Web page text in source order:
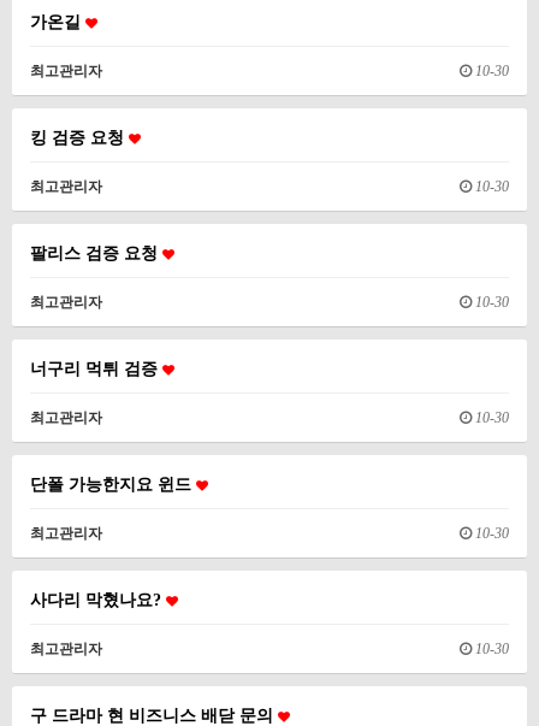
가온길
최고관리자 10-30
킹 검증 요청
최고관리자 10-30
팔리스 검증 요청
최고관리자 10-30
너구리 먹튀 검증
최고관리자 10-30
단폴 가능한지요 윈드
최고관리자 10-30
사다리 막혔나요?
최고관리자 10-30
구 드라마 현 비즈니스 배닫 문의